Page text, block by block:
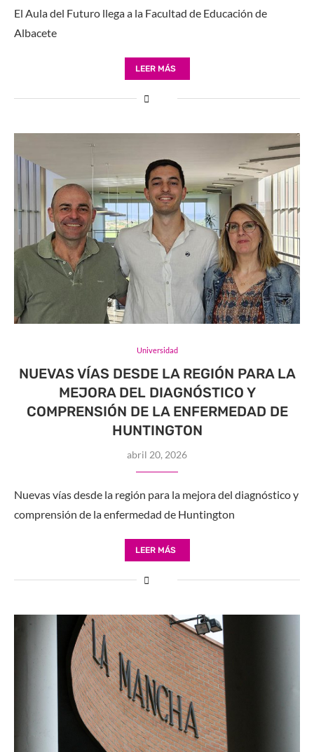
El Aula del Futuro llega a la Facultad de Educación de
Albacete
LEER MÁS
Universidad
NUEVAS VÍAS DESDE LA REGIÓN PARA LA
MEJORA DEL DIAGNÓSTICO Y
COMPRENSIÓN DE LA ENFERMEDAD DE
HUNTINGTON
abril 20, 2026
Nuevas vías desde la región para la mejora del diagnóstico y
comprensión de la enfermedad de Huntington
LEER MÁS